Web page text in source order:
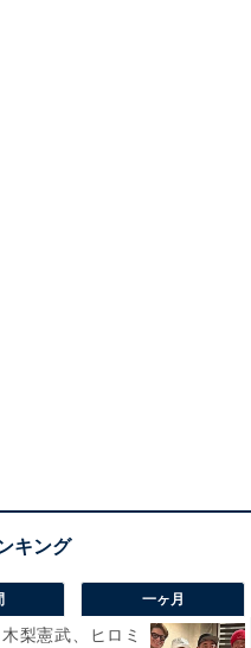
一ヶ月
梨憲武、ヒロミ